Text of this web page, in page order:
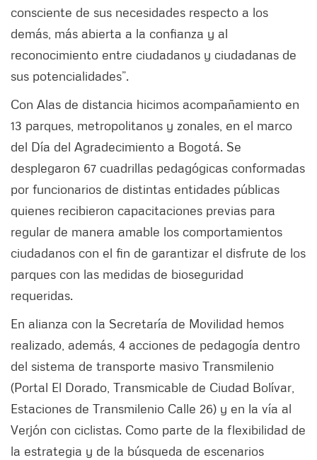
consciente de sus necesidades respecto a los
demás, más abierta a la confianza y al
reconocimiento entre ciudadanos y ciudadanas de
sus potencialidades”.
Con Alas de distancia hicimos acompañamiento en
13 parques, metropolitanos y zonales, en el marco
del Día del Agradecimiento a Bogotá. Se
desplegaron 67 cuadrillas pedagógicas conformadas
por funcionarios de distintas entidades públicas
quienes recibieron capacitaciones previas para
regular de manera amable los comportamientos
ciudadanos con el fin de garantizar el disfrute de los
parques con las medidas de bioseguridad
requeridas.
En alianza con la Secretaría de Movilidad hemos
realizado, además, 4 acciones de pedagogía dentro
del sistema de transporte masivo Transmilenio
(Portal El Dorado, Transmicable de Ciudad Bolívar,
Estaciones de Transmilenio Calle 26) y en la vía al
Verjón con ciclistas. Como parte de la flexibilidad de
la estrategia y de la búsqueda de escenarios